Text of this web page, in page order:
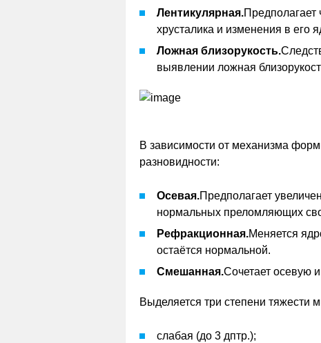
Лентикулярная.
хрусталика и изменения в его
Ложная близорукость.
выявлении ложная
В зависимости от механизма
разновидности:
Осевая.Предполагает
нормальных преломляющих
Рефракционная.Меняется
остаётся нормальной.
Смешанная.Сочетает осевую
Выделяется три степени тяжести
слабая (до 3 дптр.);